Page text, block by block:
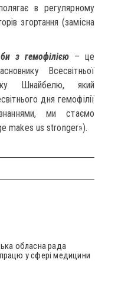
в регулярному
згортання (замісна
з гемофілією – це
Всесвітньої
Шнайбелю, який
дня гемофілії
ми стаємо
makes us stronger»).
обласна рада
у сфері медицини